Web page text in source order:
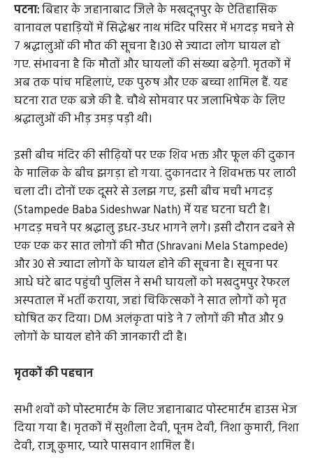
पटना:बिहार के जहानाबाद जिले के मखदूनपुर के ऐतिहासिक
वानावल पहाड़ियों में सिद्धेश्वर नाथ मंदिर परिसर में भगदड़ मचने से
7 श्रद्धालुओं की मौत की सूचना है।30 से ज्यादा लोग घायल हो
गए. संभावना है कि मौतों और घायलों की संख्या बढ़ेगी. मृतकों में
अब तक पांच महिलाएं, एक पुरुष और एक बच्चा शामिल हैं. यह
घटना रात एक बजे की है. चौथे सोमवार पर जलाभिषेक के लिए
श्रद्धालुओं की भीड़ उमड़ पड़ी थी।
इसी बीच मंदिर की सीढ़ियों पर एक शिव भक्त और फूल की दुकान
के मालिक के बीच झगड़ा हो गया. दुकानदार ने शिवभक्त पर लाठी
चला दी। दोनों एक दूसरे से उलझ गए, इसी बीच मची भगदड़
(Stampede Baba Sideshwar Nath) में यह घटना घटी है।
भगदड़ मचने पर श्रद्धालु इधर-उधर भागने लगे। इसी दौरान दबने से
एक एक कर सात लोगों की मौत (Shravani Mela Stampede)
और 30 से ज्यादा लोगों के घायल होने की सूचना है। सूचना पर
आधे घंटे बाद पहुंची पुलिस ने सभी घायलों को मखदुमपुर रेफरल
अस्पताल में भर्ती कराया, जहां चिकित्सकों ने सात लोगों को मृत
घोषित कर दिया। DM अलंकृता पांडे ने 7 लोगों की मौत और 9
लोगों के घायल होने की जानकारी दी है।
मृतकों की पहचान
सभी शवों को पोस्टमार्टम के लिए जहानाबाद पोस्टमार्टम हाउस भेज
दिया गया है। मृतकों में सुशीला देवी, पूनम देवी, निशा कुमारी, निशा
देवी, राजू कुमार, प्यारे पासवान शामिल हैं।